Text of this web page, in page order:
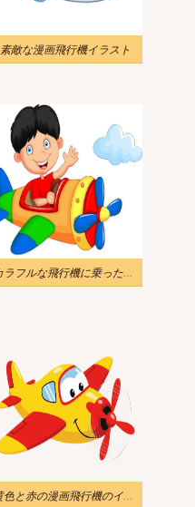
素敵な漫画飛行機イラスト
カラフルな飛行機に乗った男の子のイラスト
黄色と赤の漫画飛行機のイラスト